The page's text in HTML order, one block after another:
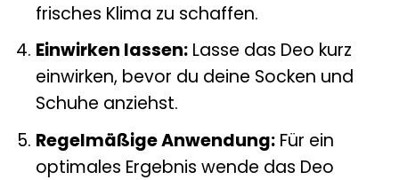
frisches Klima zu schaffen.
Einwirken lassen:Lasse das Deo kurz
einwirken, bevor du deine Socken und
Schuhe anziehst.
Regelmäßige Anwendung:Für ein
optimales Ergebnis wende das Deo